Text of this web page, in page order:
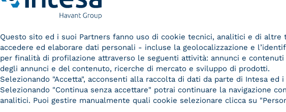
Questo sito ed i suoi Partners fanno uso di cookie tecnici, analitici e di altre
accedere ed elaborare dati personali - incluse la geolocalizzazione e
per finalità di profilazione attraverso le seguenti attività: annunci e
degli annunci e del contenuto, ricerche di mercato e sviluppo di prodotti.
Selezionando "Accetta", acconsenti alla raccolta di dati da parte di Intesa ed
Selezionando "Continua senza accettare" potrai continuare la navigazione
analitici. Puoi gestire manualmente quali cookie selezionare clicca su